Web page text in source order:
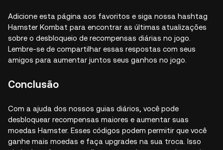
Adicione esta página aos favoritos e siga nossa hashtag
Hamster Kombat para encontrar as últimas atualizações
sobre o desbloqueio de recompensas diárias no jogo.
Lembre-se de compartilhar essas respostas com seus
amigos para aumentar juntos seus ganhos no jogo.
Conclusão
Com a ajuda dos nossos guias diários, você pode
desbloquear recompensas maiores e aumentar suas
moedas Hamster. Esses códigos podem permitir que você
ganhe mais moedas e faça upgrades na sua troca. Isso